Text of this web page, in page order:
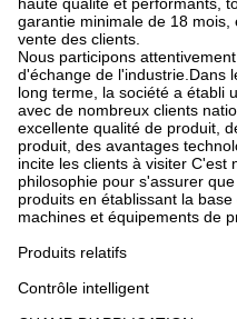
Shanghai ICEMA refrigeration
entreprise basée sur la
l'expérience utilisateur. Selon
peut produire un système de
ultra basse température,
conservation au frais, le
Congélation rapide et autres
seulement une grande part de
également exportées vers
Orient, l'Amérique du Sud,
exigences en développement
technologie de réfrigération
machines standard pour les
la machine à glace en bloc de
machine à glace en flocons de